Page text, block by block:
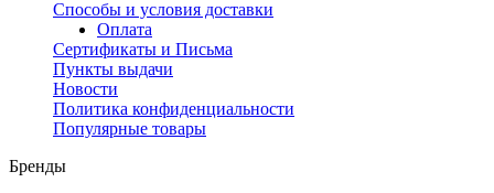
Способы и условия доставки
Оплата
Сертификаты и Письма
Пункты выдачи
Новости
Политика конфиденциальности
Популярные товары
Бренды